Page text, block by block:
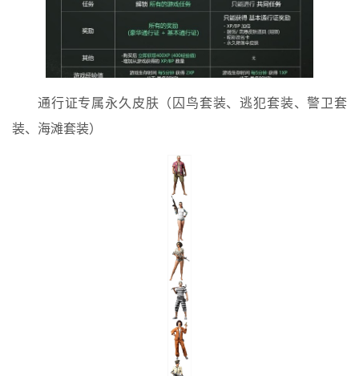
通行证专属永久皮肤（囚鸟套装、逃犯套装、警卫套
装、海滩套装）